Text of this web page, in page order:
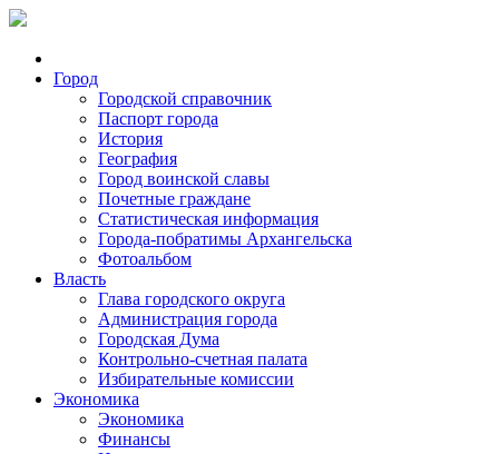
Город
Городской справочник
Паспорт города
История
География
Город воинской славы
Почетные граждане
Статистическая информация
Города-побратимы Архангельска
Фотоальбом
Власть
Глава городского округа
Администрация города
Городская Дума
Контрольно-счетная палата
Избирательные комиссии
Экономика
Экономика
Финансы